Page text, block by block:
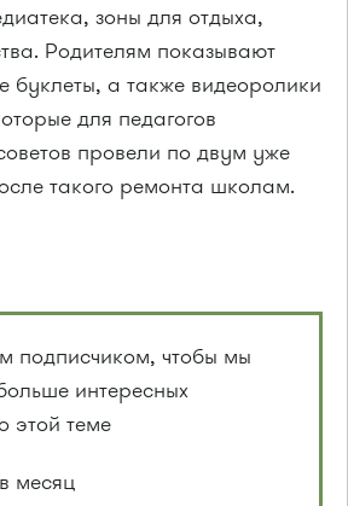
зоны для отдыха,
Родителям показывают
буклеты, а также видеоролики
для педагогов
провели по двум уже
такого ремонта школам.
подписчиком, чтобы мы
интересных
этой теме
месяц